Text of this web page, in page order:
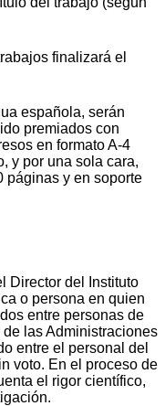
finalizará el
española, serán
premiados con
en formato A-4
y por una sola cara,
páginas y en soporte
Director del Instituto
o persona en quien
entre personas de
las Administraciones
entre el personal del
voto. En el proceso de
el rigor científico,